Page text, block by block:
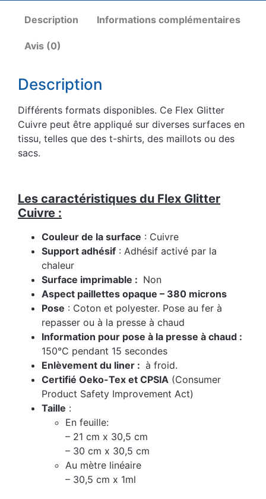
Description Informations complémentaires
Avis (0)
Description
Différents formats disponibles. Ce Flex Glitter
Cuivre peut être appliqué sur diverses surfaces en
tissu, telles que des t-shirts, des maillots ou des
sacs.
Les caractéristiques du Flex Glitter
Cuivre :
Couleur de la surface : Cuivre
Support adhésif : Adhésif activé par la
chaleur
Surface imprimable : Non
Aspect paillettes opaque – 380 microns
Pose : Coton et polyester. Pose au fer à
repasser ou à la presse à chaud
Information pour pose à la presse à chaud :
150°C pendant 15 secondes
Enlèvement du liner : à froid.
Certifié Oeko-Tex et CPSIA (Consumer
Product Safety Improvement Act)
Taille :
En feuille:
– 21 cm x 30,5 cm
– 30 cm x 30,5 cm
Au mètre linéaire
– 30,5 cm x 1ml